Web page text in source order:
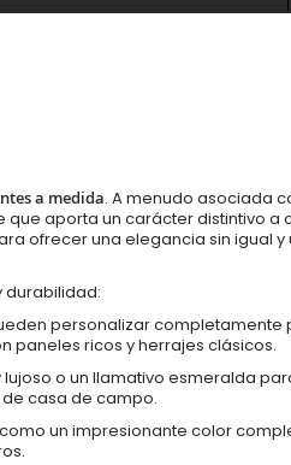
a medida. A menudo asociada
aporta un carácter distintivo a
ofrecer una elegancia sin igual y
durabilidad:
personalizar completamente
paneles ricos y herrajes clásicos.
o un llamativo esmeralda
casa de campo.
un impresionante color